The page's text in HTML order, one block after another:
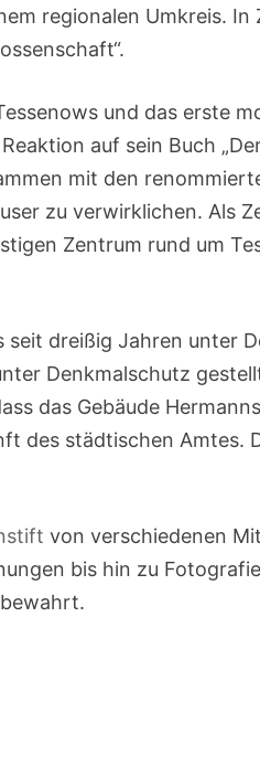
regionalen Umkreis.
und das erste
auf sein Buch
mit den
zu verwirklichen. Als
Zentrum rund um
dreißig Jahren unter
Denkmalschutz
das Gebäude
des städtischen Amtes.
von verschiedenen
bis hin zu